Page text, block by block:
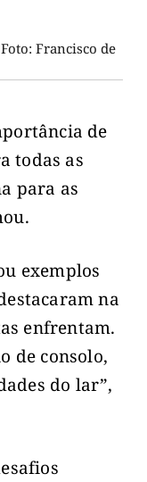
Francisco de
de
todas as
para as
exemplos
na
enfrentam.
de consolo,
do lar”,